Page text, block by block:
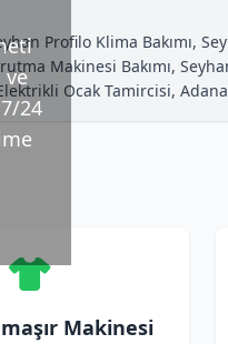
ve
24
Profilo Klima Bakımı,
Makinesi Bakımı,
Ocak Tamircisi,
Makinesi